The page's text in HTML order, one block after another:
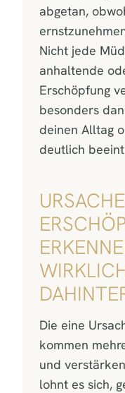
abgetan,
Nicht jede
anhaltende
Erschöpfung
besonders
deinen Alltag
deutlich
Die eine
kommen
und
lohnt es sich,